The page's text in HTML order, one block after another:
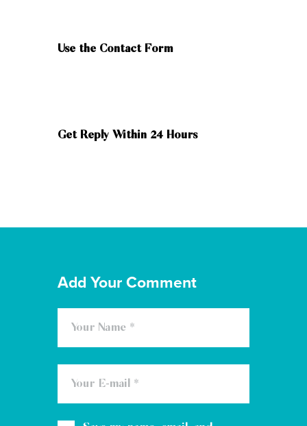
Use the Contact Form
Get Reply Within 24 Hours
Add Your Comment